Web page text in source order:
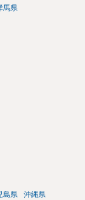
馬県
島県 沖縄県